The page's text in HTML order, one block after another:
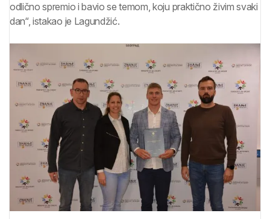
odlično spremio i bavio se temom, koju praktično živim svaki
dan“, istakao je Lagundžić.